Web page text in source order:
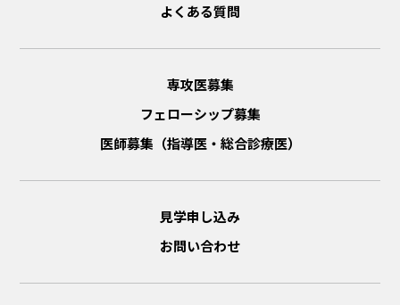
よくある質問
専攻医募集
フェローシップ募集
医師募集（指導医・総合診療医）
見学申し込み
お問い合わせ